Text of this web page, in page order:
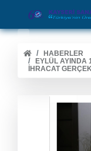
HABERLER
EYLÜL AYINDA
IHRACAT